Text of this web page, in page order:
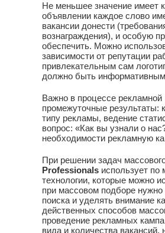
Не меньшее значение имеет
объявлении каждое слово
вакансии донести
вознаграждения), и особую
обеспечить. Можно
зависимости от репутации
привлекательным сам
должно быть
Важно в процессе рекламной
промежуточные результаты:
типу рекламы, ведение
вопрос: «Как вы узнали о
необходимости рекламную
При решении задач
Professionals использует
технологии, которые можно
при массовом подборе нужно
поиска и уделять внимание
действенных способов
проведение рекламных
вида и количества